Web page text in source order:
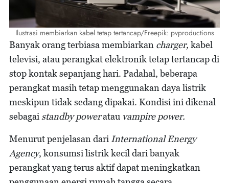
Ilustrasi membiarkan kabel tetap tertancap/Freepik: pvproductions
Banyak orang terbiasa membiarkan charger, kabel
televisi, atau perangkat elektronik tetap tertancap di
stop kontak sepanjang hari. Padahal, beberapa
perangkat masih tetap menggunakan daya listrik
meskipun tidak sedang dipakai. Kondisi ini dikenal
sebagai standby poweratau vampire power.
Menurut penjelasan dari International Energy
Agency, konsumsi listrik kecil dari banyak
perangkat yang terus aktif dapat meningkatkan